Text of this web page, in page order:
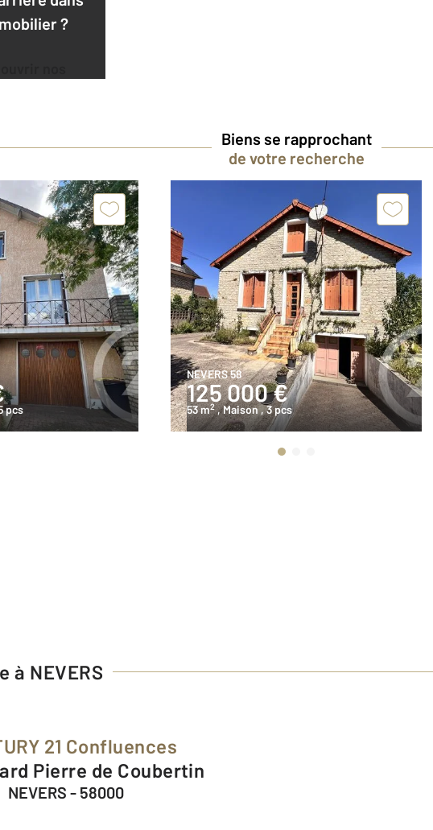
?
Biens se rapprochant
de votre recherche
pcs
NEVERS 58
125 000 €
53 m2 , Maison , 3 pcs
à NEVERS
21 Confluences
Pierre de Coubertin
NEVERS - 58000